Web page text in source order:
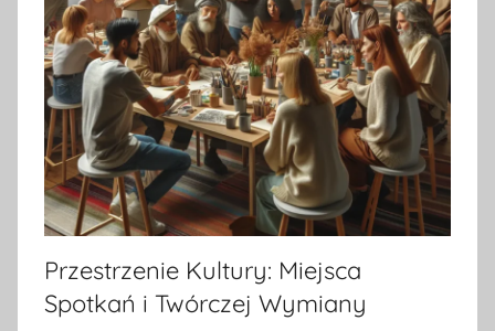
Przestrzenie Kultury: Miejsca
Spotkań i Twórczej Wymiany